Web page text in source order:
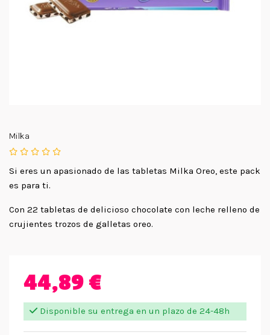
Milka
Si eres un apasionado de las tabletas Milka Oreo, este pack
es para ti.
Con 22 tabletas de delicioso chocolate con leche relleno de
crujientes trozos de galletas oreo.
44,89 €
Disponible su entrega en un plazo de 24-48h